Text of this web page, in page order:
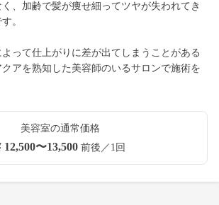
、加齢で髪が痩せ細ってツヤが失われてき
。
って仕上がりに差が出てしまうことがある
アを熟知した美容師のいるサロンで施術を
美容室の通常価格
12,500〜13,500前後／1回